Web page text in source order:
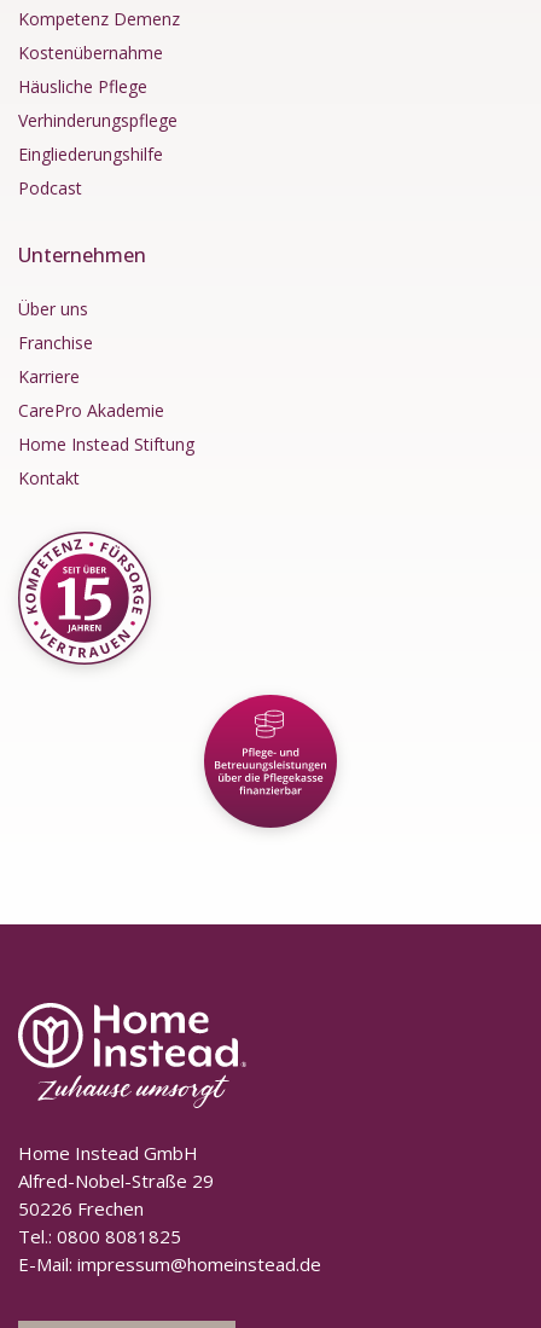
Kompetenz Demenz
Kostenübernahme
Häusliche Pflege
Verhinderungspflege
Eingliederungshilfe
Podcast
Unternehmen
Über uns
Franchise
Karriere
CarePro Akademie
Home Instead Stiftung
Kontakt
Home Instead GmbH
Alfred-Nobel-Straße 29
50226 Frechen
Tel.: 0800 8081825
E-Mail: impressum@homeinstead.de